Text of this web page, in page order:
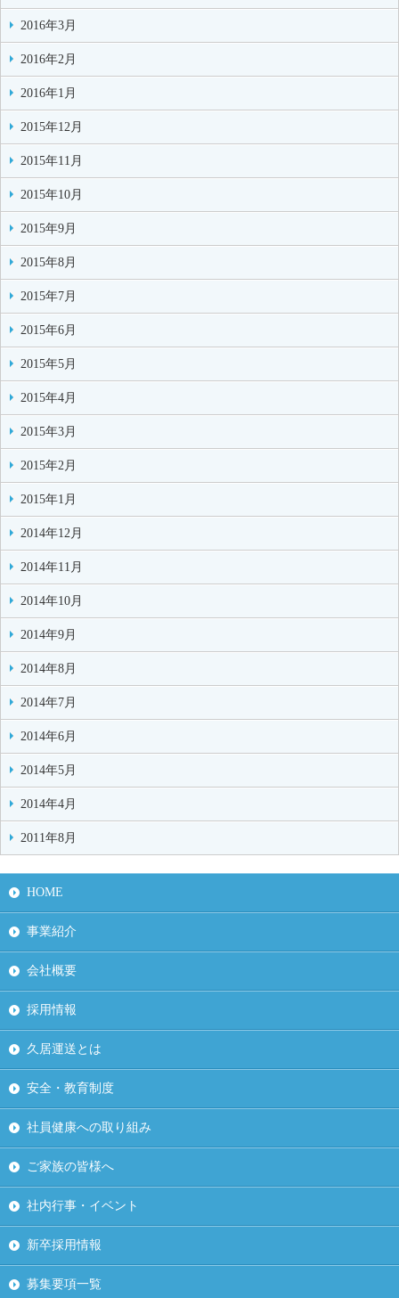
2016年3月
2016年2月
2016年1月
2015年12月
2015年11月
2015年10月
2015年9月
2015年8月
2015年7月
2015年6月
2015年5月
2015年4月
2015年3月
2015年2月
2015年1月
2014年12月
2014年11月
2014年10月
2014年9月
2014年8月
2014年7月
2014年6月
2014年5月
2014年4月
2011年8月
HOME
事業紹介
会社概要
採用情報
久居運送とは
安全・教育制度
社員健康への取り組み
ご家族の皆様へ
社内行事・イベント
新卒採用情報
募集要項一覧